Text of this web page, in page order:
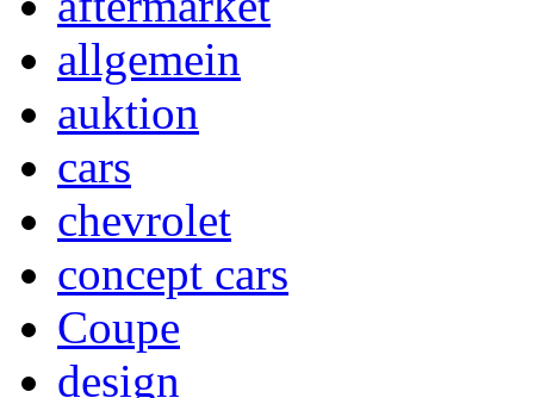
allgemein
auktion
cars
chevrolet
concept cars
Coupe
design